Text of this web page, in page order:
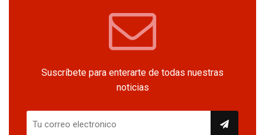
Suscríbete para enterarte de todas nuestras
noticias